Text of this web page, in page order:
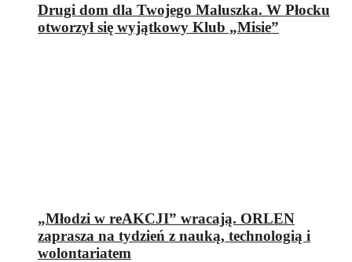
Drugi dom dla Twojego Maluszka. W Płocku
otworzył się wyjątkowy Klub „Misie”
„Młodzi w reAKCJI” wracają. ORLEN
zaprasza na tydzień z nauką, technologią i
wolontariatem